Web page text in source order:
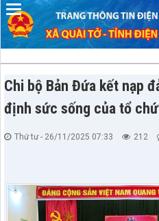
Chi bộ Bản Đứa kết nạp
định sức sống của tổ
Thứ tư - 26/11/2025 07:33 212